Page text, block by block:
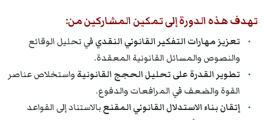
تهدف هذه الدورة إلى تمكين المشاركين من:
تعزيز مهارات التفكير القانوني النقديفي تحليل الوقائع
والنصوص والمسائل القانونية المعقدة.
تطوير القدرة على تحليل الحجج القانونيةواستخلاص عناصر
القوة والضعف في المرافعات والدفوع.
إتقان بناء الاستدلال القانوني المقنع بالاستناد إلى القواعد